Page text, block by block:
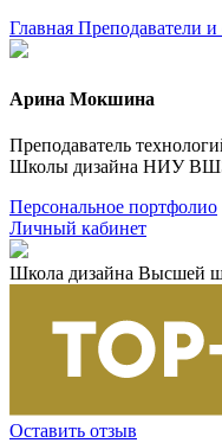
Главная Преподаватели и
Арина Мокшина
Преподаватель
Школы дизайна НИУ ВШЭ
Персональное портфолио
Личный кабинет
Школа дизайна Высшей
Оставить отзыв